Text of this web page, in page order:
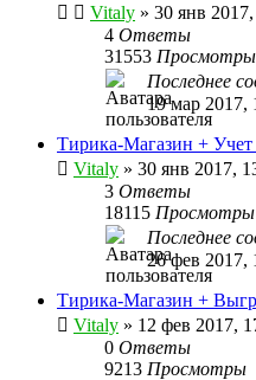
Vitaly » 30 янв
4 Ответы
31553 Просмотры
Последнее
19 мар 2017,
Тирика-Магазин +
Vitaly » 30 янв 2017,
3 Ответы
18115 Просмотры
Последнее
26 фев 2017,
Тирика-Магазин +
Vitaly » 12 фев 2017,
0 Ответы
9213 Просмотры